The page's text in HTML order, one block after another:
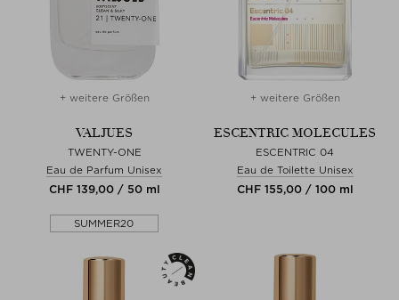
+ weitere Größen
VALJUES
TWENTY-ONE
Eau de Parfum Unisex
CHF 139,00 / 50 ml
SUMMER20
+ weitere Größen
ESCENTRIC MOLECULES
ESCENTRIC 04
Eau de Toilette Unisex
CHF 155,00 / 100 ml